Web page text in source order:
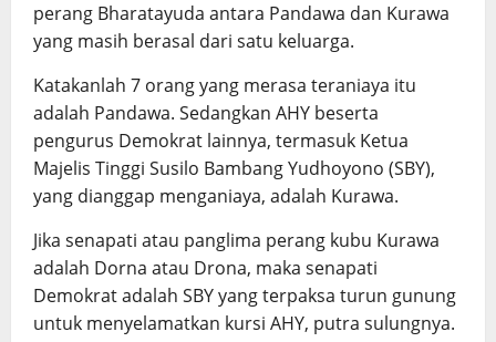
perang Bharatayuda antara Pandawa dan Kurawa
yang masih berasal dari satu keluarga.
Katakanlah 7 orang yang merasa teraniaya itu
adalah Pandawa. Sedangkan AHY beserta
pengurus Demokrat lainnya, termasuk Ketua
Majelis Tinggi Susilo Bambang Yudhoyono (SBY),
yang dianggap menganiaya, adalah Kurawa.
Jika senapati atau panglima perang kubu Kurawa
adalah Dorna atau Drona, maka senapati
Demokrat adalah SBY yang terpaksa turun gunung
untuk menyelamatkan kursi AHY, putra sulungnya.